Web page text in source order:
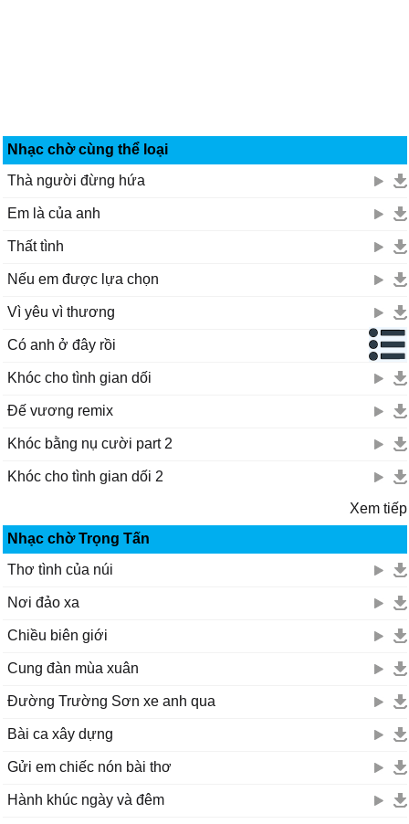
Nhạc chờ cùng thể loại
Thà người đừng hứa
Em là của anh
Thất tình
Nếu em được lựa chọn
Vì yêu vì thương
Có anh ở đây rồi
Khóc cho tình gian dối
Đế vương remix
Khóc bằng nụ cười part 2
Khóc cho tình gian dối 2
Xem tiếp
Nhạc chờ Trọng Tấn
Thơ tình của núi
Nơi đảo xa
Chiều biên giới
Cung đàn mùa xuân
Đường Trường Sơn xe anh qua
Bài ca xây dựng
Gửi em chiếc nón bài thơ
Hành khúc ngày và đêm